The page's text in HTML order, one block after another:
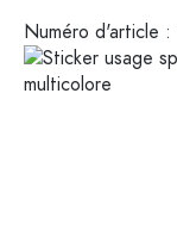
Numéro d'article :